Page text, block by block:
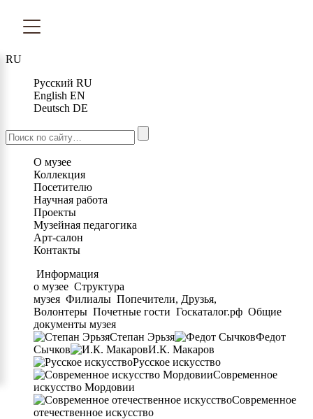
RU
Русский RU
English EN
Deutsch DE
О музее
Коллекция
Посетителю
Научная работа
Проекты
Музейная педагогика
Арт-салон
Контакты
Информация
о музее Структура
музея Филиалы Попечители, Друзья,
Волонтеры Почетные гости Госкаталог.рф Общие
документы музея
Степан Эрьзя
Федот
Сычков
И.К. Макаров
Русское искусство
Современное
искусство Мордовии
Современное
отечественное искусство